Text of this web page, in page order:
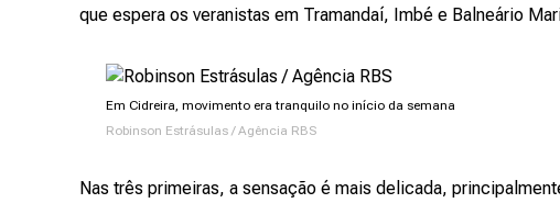
que espera os veranistas em Tramandaí, Imbé e Balneário
Em Cidreira, movimento era tranquilo no início da semana
Robinson Estrásulas / Agência RBS
Nas três primeiras, a sensação é mais delicada,